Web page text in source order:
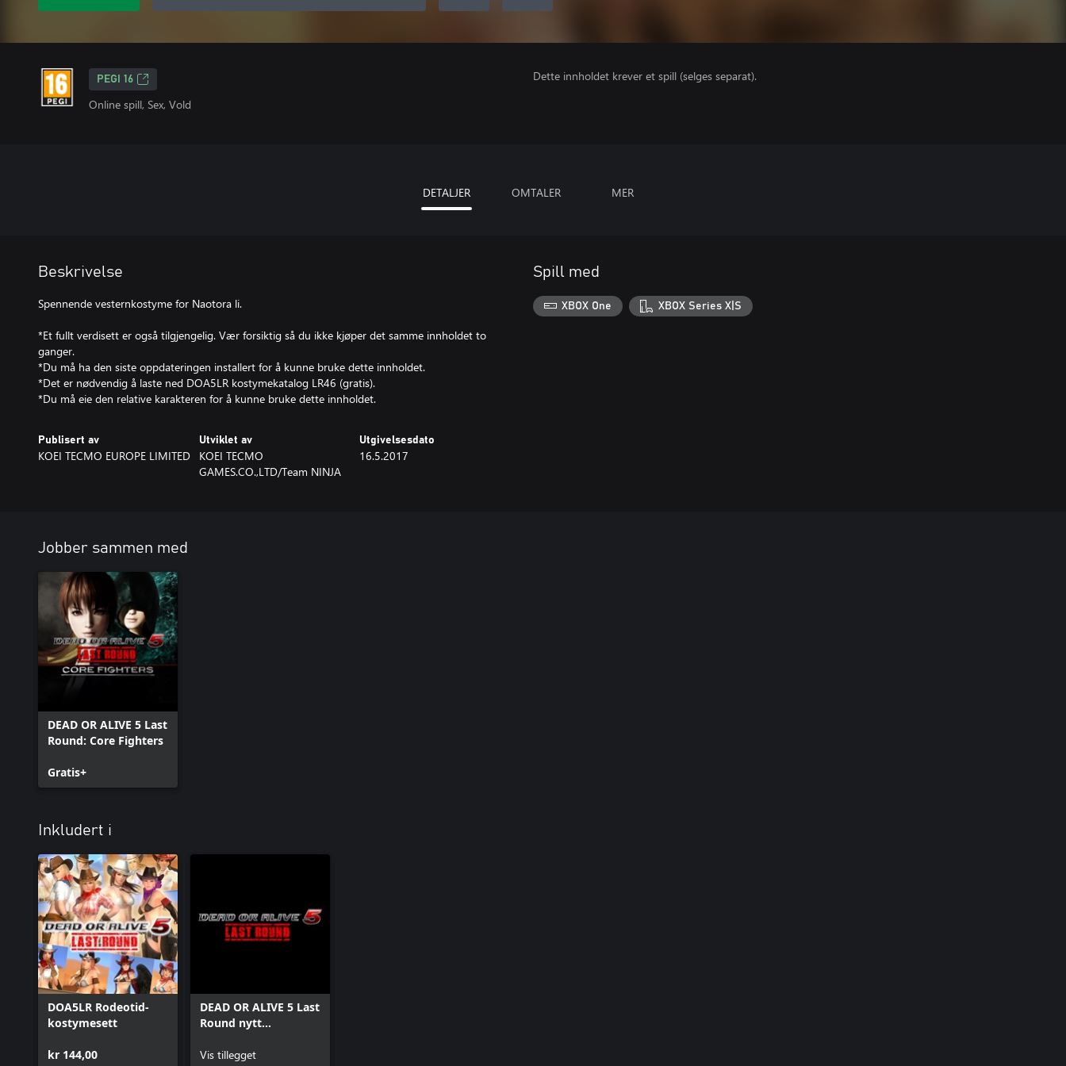
PEGI 16
Online spill, Sex, Vold
Dette innholdet krever et spill (selges separat).
DETALJER OMTALER MER
Beskrivelse
Spennende vesternkostyme for Naotora li.
*Et fullt verdisett er også tilgjengelig. Vær forsiktig så du ikke kjøper det samme innholdet to
ganger.
*Du må ha den siste oppdateringen installert for å kunne bruke dette innholdet.
*Det er nødvendig å laste ned DOA5LR kostymekatalog LR46 (gratis).
*Du må eie den relative karakteren for å kunne bruke dette innholdet.
Publisert av
KOEI TECMO EUROPE LIMITED
Utviklet av
KOEI TECMO
GAMES.CO.,LTD/Team NINJA
Utgivelsesdato
16.5.2017
Spill med
XBOX One XBOX Series X|S
Jobber sammen med
DEAD OR ALIVE 5 Last
Round: Core Fighters
Gratis+
Inkludert i
DOA5LR Rodeotid-
kostymesett
kr 144,00
DEAD OR ALIVE 5 Last
Round nytt
Vis tillegget